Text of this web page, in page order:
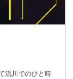
流川でのひと時